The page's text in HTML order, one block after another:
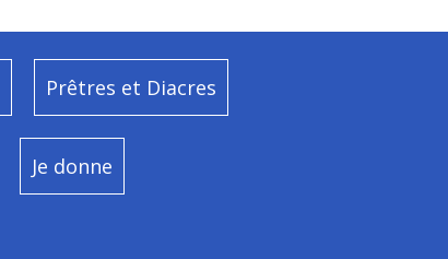
Prêtres et Diacres
Je donne